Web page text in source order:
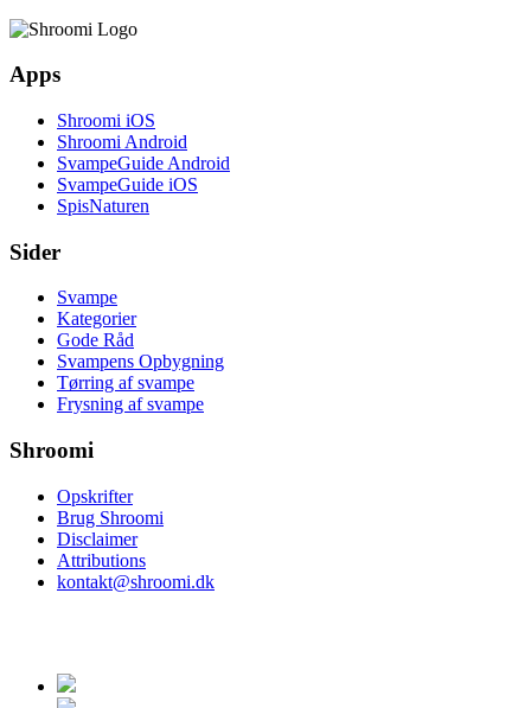
Apps
Shroomi iOS
Shroomi Android
SvampeGuide Android
SvampeGuide iOS
SpisNaturen
Sider
Svampe
Kategorier
Gode Råd
Svampens Opbygning
Tørring af svampe
Frysning af svampe
Shroomi
Opskrifter
Brug Shroomi
Disclaimer
Attributions
kontakt@shroomi.dk